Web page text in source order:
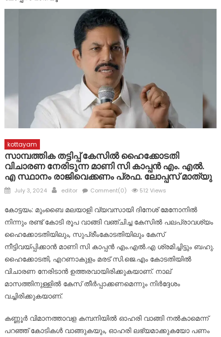
ഇടമറുക് പള്ളി ഭാഗത്ത്‌ പോസ്റ്റിന്റെ ചുവട് ഇളകിയ നിലയിൽ
ദുരിതാശ്വാസ ക്യാമ്പുകളിൽ ആരോഗ്യ സേവനങ്ങളുമായി
മാർ സ്ലീവാ മെഡിസിറ്റി
ദുരന്ത ബാധിതർക്ക് ഭക്ഷ്യ കിറ്റുകൾ വിതരണം ചെയ്തു
kottayam
സാമ്പത്തിക തട്ടിപ്പ് കേസിൽ ഹൈക്കോടതി
വിചാരണ നേരിടുന്ന മാണി സി കാപ്പൻ എം. എൽ.
എ സ്ഥാനം രാജിവെക്കണം പ്രഫ. ലോപ്പസ് മാത്യു
Posted
July 3, 2024 Author
editor Comment(0) 512 Views
കോട്ടയം: മുംബൈ മലയാളി വ്യവസായി ദിനേശ് മേനോനിൽ
നിന്നും രണ്ട് കോടി രൂപ വാങ്ങി വഞ്ചിച്ച കേസിൽ പലപ്രാവശ്യം
ഹൈക്കോടതിയിലും, സുപ്രീംകോടതിയിലും കേസ്
നീട്ടിവയ്പ്പിക്കാൻ മാണി സി കാപ്പൻ എം.എൽ.എ ശ്രമിച്ചിട്ടും ബഹു.
ഹൈക്കോടതി, എറണാകുളം മരട് സി.ജെ.എം കോടതിയിൽ
വിചാരണ നേരിടാൻ ഉത്തരവായിരിക്കുകയാണ്. നാല്
മാസത്തിനുള്ളിൽ കേസ് തീർപ്പാക്കണമെന്നും നിർദ്ദേശം
വച്ചിരിക്കുകയാണ്.
കണ്ണൂർ വിമാനത്താവള കമ്പനിയിൽ ഓഹരി വാങ്ങി നൽകാമെന്ന്
പറഞ്ഞ് കോടികൾ വാങ്ങുകയും, ഓഹരി ലഭ്യമാക്കുകയോ പണം